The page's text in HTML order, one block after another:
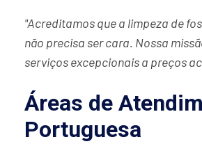
"Acreditamos que a limpeza de
não precisa ser cara. Nossa
serviços excepcionais a preços
Áreas de
Portuguesa